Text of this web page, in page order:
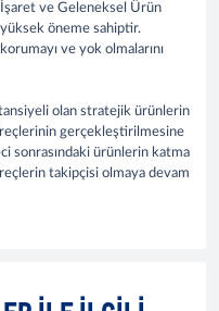
İşaret ve Geleneksel Ürün
yüksek öneme sahiptir.
ve yok olmalarını
olan stratejik ürünlerin
gerçekleştirilmesine
sonrasındaki ürünlerin katma
takipçisi olmaya devam